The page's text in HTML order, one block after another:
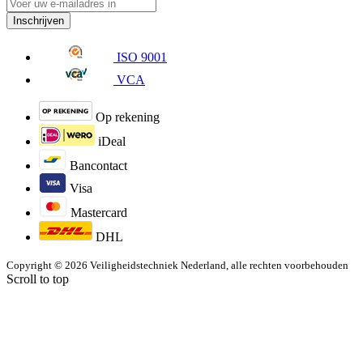
Inschrijven
ISO 9001
VCA
Op rekening
iDeal
Bancontact
Visa
Mastercard
DHL
Copyright © 2026 Veiligheidstechniek Nederland, alle rechten voorbehouden
Scroll to top